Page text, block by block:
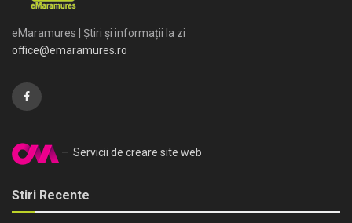
eMaramures | Știri și informații la zi
office@emaramures.ro
– Servicii de creare site web
Stiri Recente